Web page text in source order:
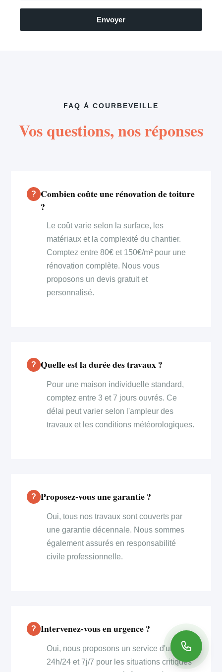
Envoyer
FAQ À COURBEVEILLE
Vos questions, nos réponses
Combien coûte une rénovation de toiture
?
Le coût varie selon la surface, les
matériaux et la complexité du chantier.
Comptez entre 80€ et 150€/m² pour une
rénovation complète. Nous vous
proposons un devis gratuit et
personnalisé.
Quelle est la durée des travaux ?
Pour une maison individuelle standard,
comptez entre 3 et 7 jours ouvrés. Ce
délai peut varier selon l'ampleur des
travaux et les conditions météorologiques.
Proposez-vous une garantie ?
Oui, tous nos travaux sont couverts par
une garantie décennale. Nous sommes
également assurés en responsabilité
civile professionnelle.
Intervenez-vous en urgence ?
Oui, nous proposons un service d'urgence
24h/24 et 7j/7 pour les situations critiques